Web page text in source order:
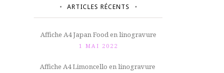
ARTICLES RÉCENTS
Affiche A4 Japan Food en linogravure
1 MAI 2022
Affiche A4 Limoncello en linogravure